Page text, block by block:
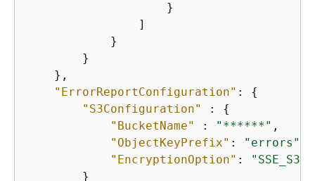
                    }
                ]
            }
        }
    },
"ErrorReportConfiguration" : {
"S3Configuration"
: {
"BucketName"
: "******" ,
"ObjectKeyPrefix" : "errors"
"EncryptionOption" :
"SSE_S3"
        }